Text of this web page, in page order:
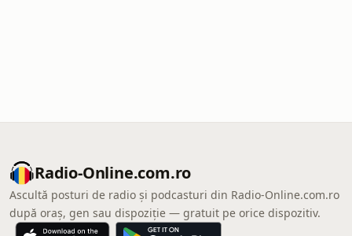
Radio-Online.com.ro
Ascultă posturi de radio și podcasturi din Radio-Online.com.ro
după oraș, gen sau dispoziție — gratuit pe orice dispozitiv.